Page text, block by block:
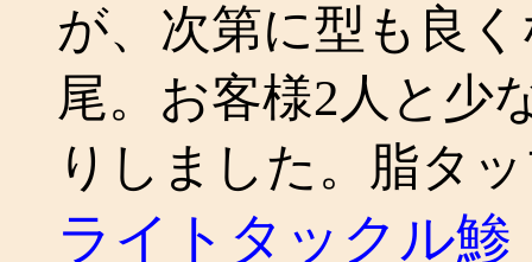
が、次第に型も良く
尾。お客様2人と少
りしました。脂タ
ライトタックル鯵